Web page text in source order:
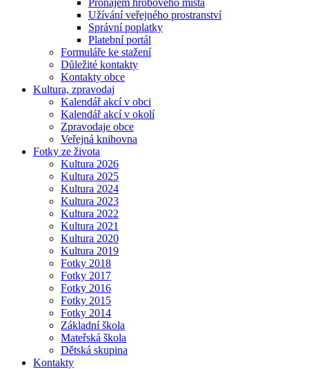
Pronájem hrobového místa
Užívání veřejného prostranství
Správní poplatky
Platební portál
Formuláře ke stažení
Důležité kontakty
Kontakty obce
Kultura, zpravodaj
Kalendář akcí v obci
Kalendář akcí v okolí
Zpravodaje obce
Veřejná knihovna
Fotky ze života
Kultura 2026
Kultura 2025
Kultura 2024
Kultura 2023
Kultura 2022
Kultura 2021
Kultura 2020
Kultura 2019
Fotky 2018
Fotky 2017
Fotky 2016
Fotky 2015
Fotky 2014
Základní škola
Mateřská škola
Dětská skupina
Kontakty